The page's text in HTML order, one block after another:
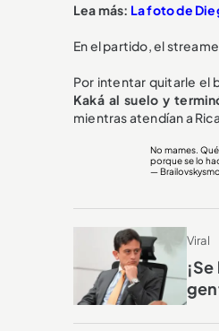
Lea más: La foto de
En el partido, el
Por intentar quitarle el
Kaká al suelo y
mientras atendían a
No mames.
porque se lo
—
Viral